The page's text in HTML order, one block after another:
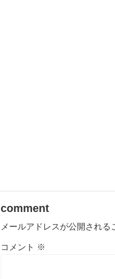
comment
メールアドレスが公開される
コメント ※